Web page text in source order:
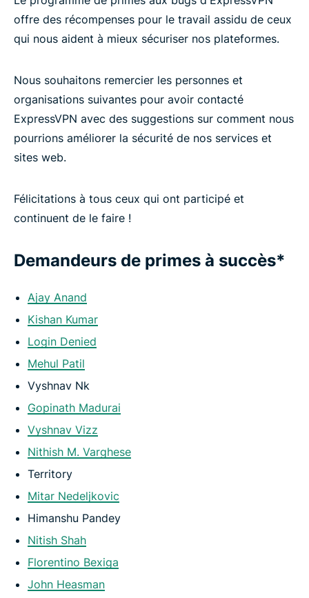
offre des récompenses pour le travail assidu de ceux
qui nous aident à mieux sécuriser nos plateformes.
Nous souhaitons remercier les personnes et
organisations suivantes pour avoir contacté
ExpressVPN avec des suggestions sur comment nous
pourrions améliorer la sécurité de nos services et
sites web.
Félicitations à tous ceux qui ont participé et
continuent de le faire !
Demandeurs de primes à succès*
Ajay Anand
Kishan Kumar
Login Denied
Mehul Patil
Vyshnav Nk
Gopinath Madurai
Vyshnav Vizz
Nithish M. Varghese
Territory
Mitar Nedeljkovic
Himanshu Pandey
Nitish Shah
Florentino Bexiga
John Heasman